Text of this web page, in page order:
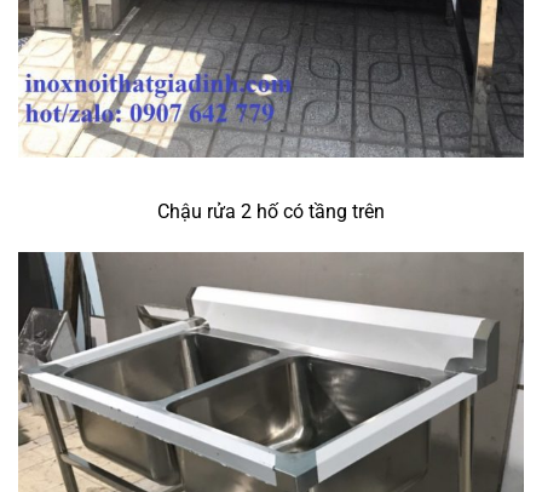
Chậu rửa 2 hố có tầng trên